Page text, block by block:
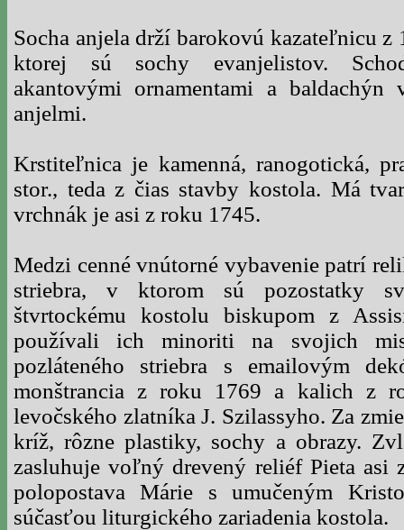
Socha anjela drží barokovú kazateľnicu z
ktorej sú sochy evanjelistov.
akantovými ornamentami a
anjelmi.
Krstiteľnica je kamenná, ranogotická,
stor., teda z čias stavby kostola. Má
vrchnák je asi z roku 1745.
Medzi cenné vnútorné vybavenie patrí
striebra, v ktorom sú pozostatky
štvrtockému kostolu biskupom z
používali ich minoriti na svojich
pozláteného striebra s emailovým
monštrancia z roku 1769 a kalich z
levočského zlatníka J. Szilassyho. Za
kríž, rôzne plastiky, sochy a obrazy.
zasluhuje voľný drevený reliéf Pieta asi
polopostava Márie s umučeným
súčasťou liturgického zariadenia kostola.